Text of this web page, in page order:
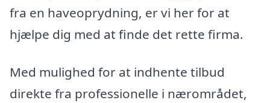
fra en haveoprydning, er vi her for at
hjælpe dig med at finde det rette firma.
Med mulighed for at indhente tilbud
direkte fra professionelle i nærområdet,